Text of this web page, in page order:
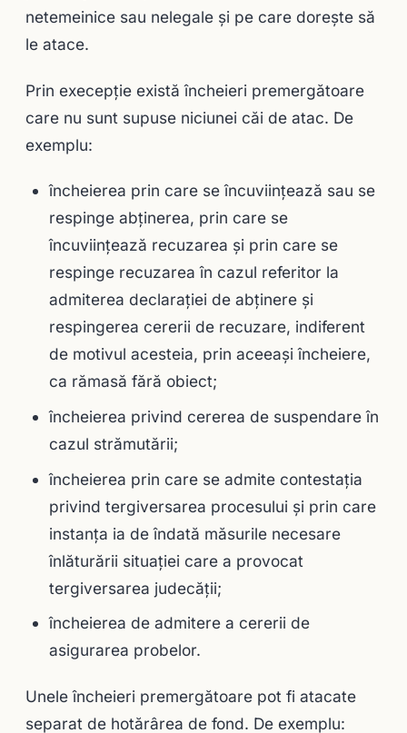
netemeinice sau nelegale şi pe care doreşte să
le atace.
Prin execepție există încheieri premergătoare
care nu sunt supuse niciunei căi de atac. De
exemplu:
încheierea prin care se încuviinţează sau se
respinge abţinerea, prin care se
încuviinţează recuzarea şi prin care se
respinge recuzarea în cazul referitor la
admiterea declaraţiei de abţinere şi
respingerea cererii de recuzare, indiferent
de motivul acesteia, prin aceeaşi încheiere,
ca rămasă fără obiect;
încheierea privind cererea de suspendare în
cazul strămutării;
încheierea prin care se admite contestaţia
privind tergiversarea procesului şi prin care
instanţa ia de îndată măsurile necesare
înlăturării situaţiei care a provocat
tergiversarea judecăţii;
încheierea de admitere a cererii de
asigurarea probelor.
Unele încheieri premergătoare pot fi atacate
separat de hotărârea de fond. De exemplu: